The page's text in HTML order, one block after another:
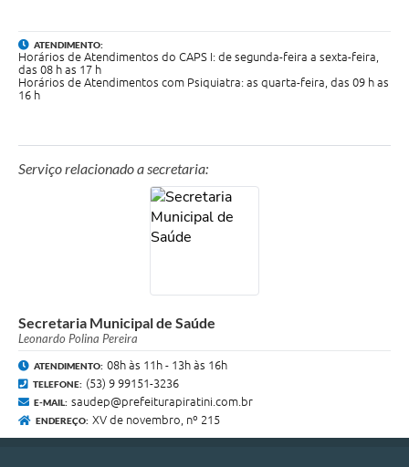
ATENDIMENTO:
Horários de Atendimentos do CAPS I: de segunda-feira a sexta-feira,
das 08 h as 17 h
Horários de Atendimentos com Psiquiatra: as quarta-feira, das 09 h as
16 h
Serviço relacionado a secretaria:
Secretaria Municipal de Saúde
Leonardo Polina Pereira
ATENDIMENTO: 08h às 11h - 13h às 16h
TELEFONE: (53) 9 99151-3236
E-MAIL: saudep@prefeiturapiratini.com.br
ENDEREÇO: XV de novembro, nº 215